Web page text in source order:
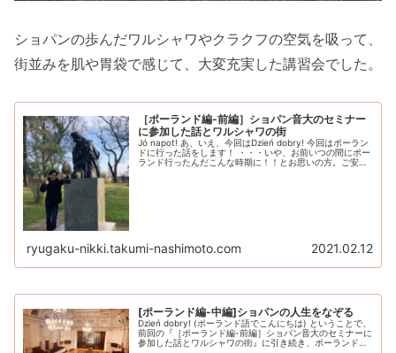
ショパンの歩んだワルシャワやクラクフの空気を吸って、
街並みを肌や胃袋で感じて、大変充実した講習会でした。
［ポーランド編-前編］ショパン音大のセミナー
に参加した話とワルシャワの街
Jó napot! あ、いえ、今回はDzień dobry! 今回はポーラン
ドに行った話をします！ ・・・いや、お前いつの間にポー
ランド行ったんだこんな時期に！！とお思いの方。ご安心
ryugaku-nikki.takumi-nashimoto.com 2021.02.12
[ポーランド編-中編]ショパンの人生をなぞる
Dzień dobry! (ポーランド語でこんにちは) ということで、
前回の『［ポーランド編-前編］ショパン音大のセミナーに
参加した話とワルシャワの街』に引き続き、ポーランドで